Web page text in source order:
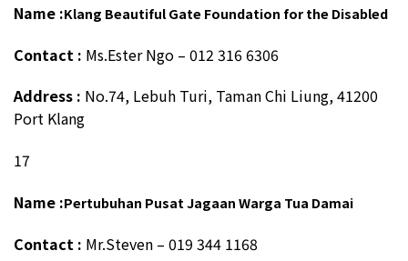
Name :Klang Beautiful Gate Foundation for the Disabled
Contact : Ms.Ester Ngo – 012 316 6306
Address : No.74, Lebuh Turi, Taman Chi Liung, 41200
Port Klang
17
Name :Pertubuhan Pusat Jagaan Warga Tua Damai
Contact : Mr.Steven – 019 344 1168